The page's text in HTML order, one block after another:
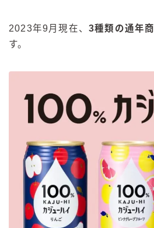
2023年9月現在、 3種類の通年
す。